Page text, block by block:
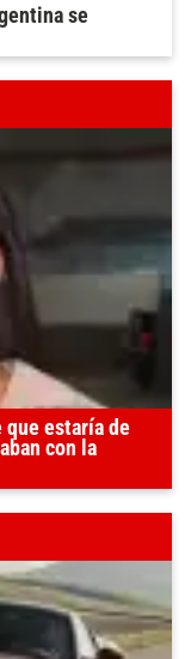
se
que estaría de
con la